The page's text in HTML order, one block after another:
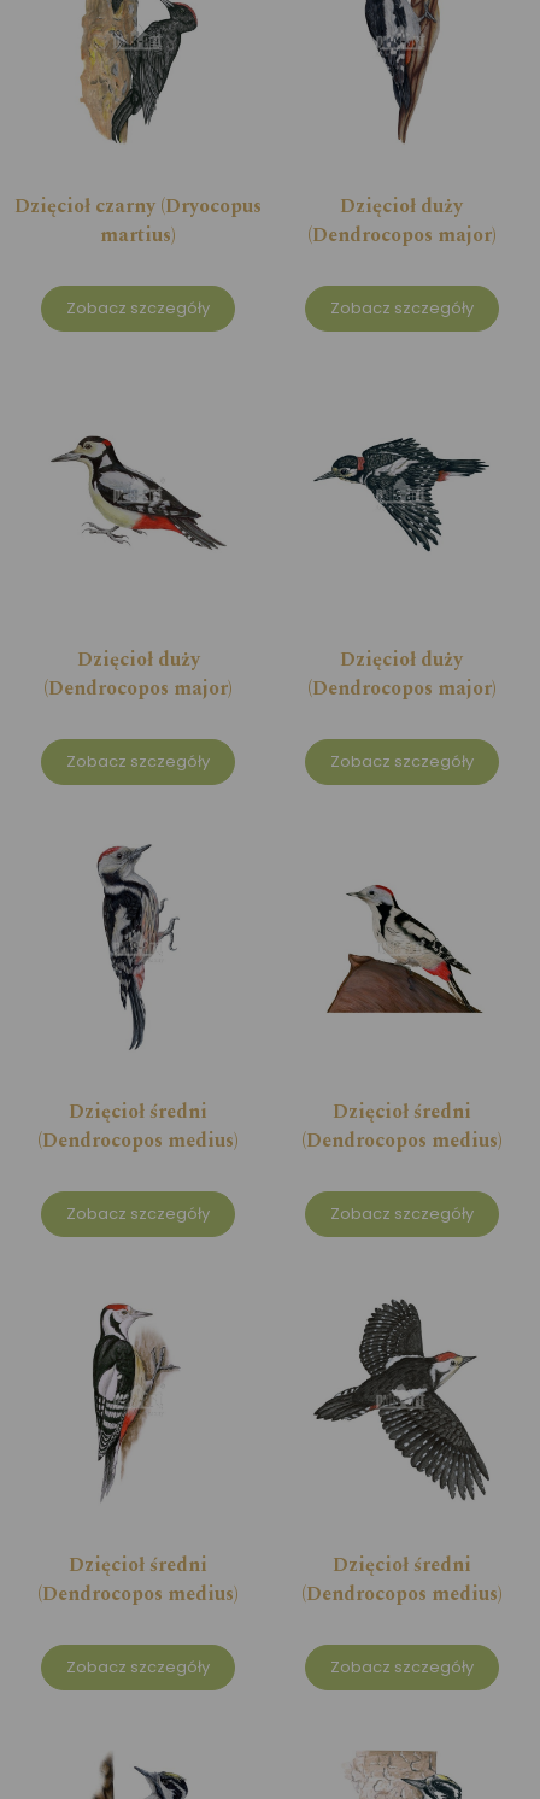
Dzięcioł czarny (Dryocopus
martius)
Zobacz szczegóły
Dzięcioł duży
(Dendrocopos major)
Zobacz szczegóły
Dzięcioł duży
(Dendrocopos major)
Zobacz szczegóły
Dzięcioł duży
(Dendrocopos major)
Zobacz szczegóły
Dzięcioł średni
(Dendrocopos medius)
Zobacz szczegóły
Dzięcioł średni
(Dendrocopos medius)
Zobacz szczegóły
Dzięcioł średni
(Dendrocopos medius)
Zobacz szczegóły
Dzięcioł średni
(Dendrocopos medius)
Zobacz szczegóły